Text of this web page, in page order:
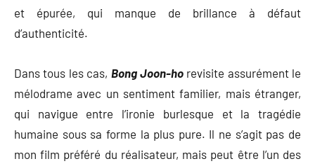
et épurée, qui manque de brillance à défaut
d’authenticité.
Dans tous les cas, Bong Joon-horevisite assurément le
mélodrame avec un sentiment familier, mais étranger,
qui navigue entre l’ironie burlesque et la tragédie
humaine sous sa forme la plus pure. Il ne s’agit pas de
mon film préféré du réalisateur, mais peut être l’un des